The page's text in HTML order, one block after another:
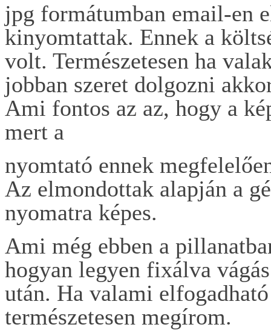
jpg formátumban email-en
kinyomtattak. Ennek a
volt. Természetesen ha
jobban szeret dolgozni
Ami fontos az az, hogy a
mert a
nyomtató ennek
Az elmondottak alapján a
nyomatra képes.
Ami még ebben a
hogyan legyen fixálva
után. Ha valami
természetesen megírom.